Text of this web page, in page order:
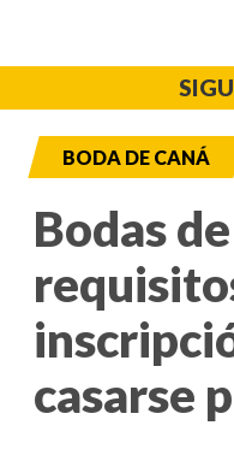
BODA DE CANÁ
Bodas
casarse